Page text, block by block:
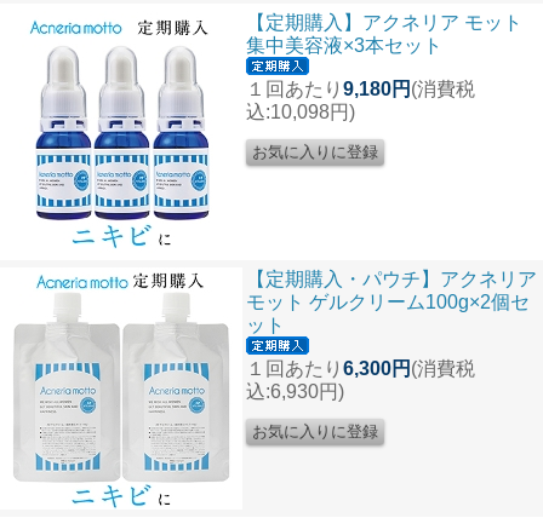
【定期購入】アクネリア モット
集中美容液×3本セット
１回あたり 9,180円 (消費税
込:10,098円)
【定期購入・パウチ】アクネリア
モット ゲルクリーム100g×2個セ
ット
１回あたり 6,300円 (消費税
込:6,930円)